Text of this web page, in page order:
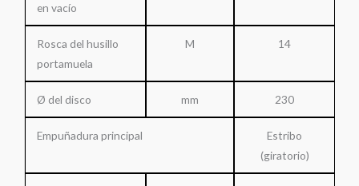
en vacío
Rosca del husillo
portamuela
M 14
Ø del disco mm 230
Empuñadura principal
Estribo
(giratorio)